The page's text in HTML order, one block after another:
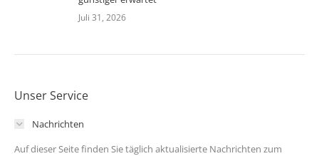
Juli 31, 2026
Unser Service
Nachrichten
Auf dieser Seite finden Sie täglich aktualisierte Nachrichten zum